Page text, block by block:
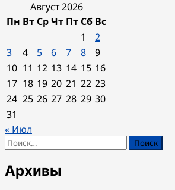
Август 2026
Пн Вт СрЧт Пт Сб Вс
1
2
3
4 5 6 7 8
9
10 11 12 13 14 15 16
17 18 19 20 21 22 23
24 25 26 27 28 29 30
31
« Июл
Найти:
Архивы